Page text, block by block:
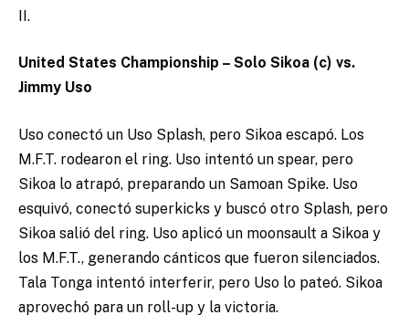
II.
United States Championship – Solo Sikoa (c) vs.
Jimmy Uso
Uso conectó un Uso Splash, pero Sikoa escapó. Los
M.F.T. rodearon el ring. Uso intentó un spear, pero
Sikoa lo atrapó, preparando un Samoan Spike. Uso
esquivó, conectó superkicks y buscó otro Splash, pero
Sikoa salió del ring. Uso aplicó un moonsault a Sikoa y
los M.F.T., generando cánticos que fueron silenciados.
Tala Tonga intentó interferir, pero Uso lo pateó. Sikoa
aprovechó para un roll-up y la victoria.